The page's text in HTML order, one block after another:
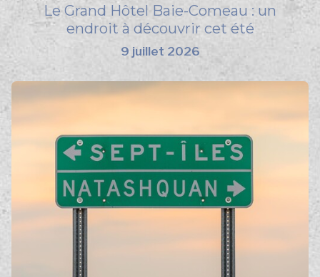
Le Grand Hôtel Baie-Comeau : un
endroit à découvrir cet été
9 juillet 2026